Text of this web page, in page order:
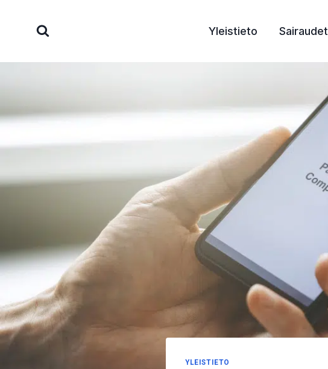
sisältöön
Yleistieto Sairaudet
YLEISTIETO